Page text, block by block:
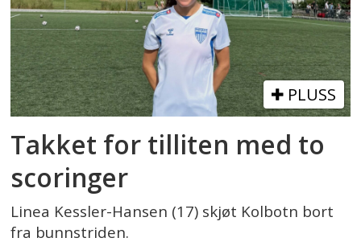
PLUSS
Takket for tilliten med to
scoringer
Linea Kessler-Hansen (17) skjøt Kolbotn bort
fra bunnstriden.